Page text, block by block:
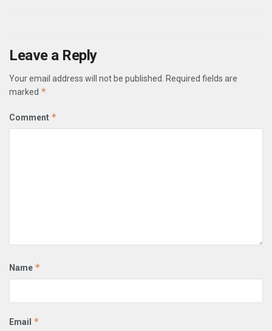
Leave a Reply
Your email address will not be published.
Required fields are
marked *
Comment *
Name *
Email *